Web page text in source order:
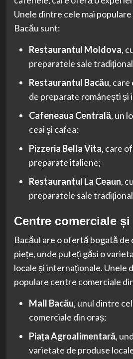
Unele dintre cele mai
Bacău sunt:
Restaurantul Moldova,
preparatele sale
Restaurantul Bacău, care
de preparate românești și
Cafeneaua Centrală, un
ceai și cafea;
Pizzeria Bella Vita, care
preparate italiene;
Restaurantul La Ceaun,
preparatele sale
Centre comerciale
Bacăul are o ofertă bogată
piețe, unde puteți găsi o
locale și internaționale. Unele
populare centre comerciale
Mall Bacău, unul dintre
comerciale din oraș;
Piața Agroalimentară,
varietate de produse